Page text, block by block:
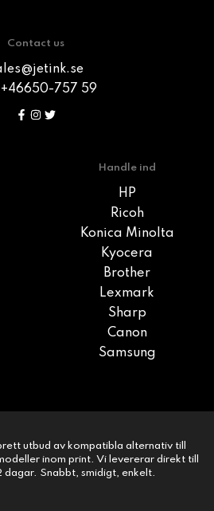
Contact us
+46650-757 59
Handle ind
HP
Ricoh
Konica Minolta
Kyocera
Brother
Lexmark
Sharp
Canon
Samsung
utbud av kompatibla alternativ till
inom print. Vi levererar direkt till
dagar. Snabbt, smidigt, enkelt.